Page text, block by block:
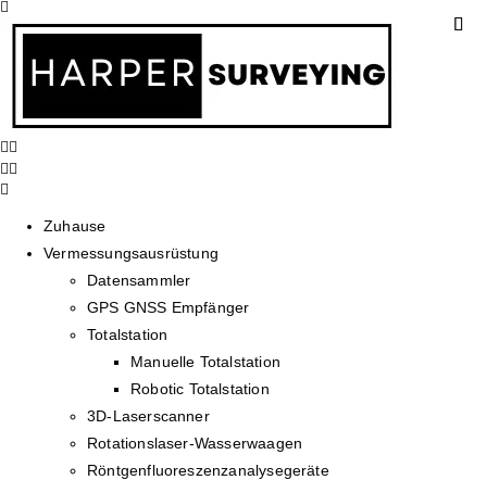
Zuhause
Vermessungsausrüstung
Datensammler
GPS GNSS Empfänger
Totalstation
Manuelle Totalstation
Robotic Totalstation
3D-Laserscanner
Rotationslaser-Wasserwaagen
Röntgenfluoreszenzanalysegeräte